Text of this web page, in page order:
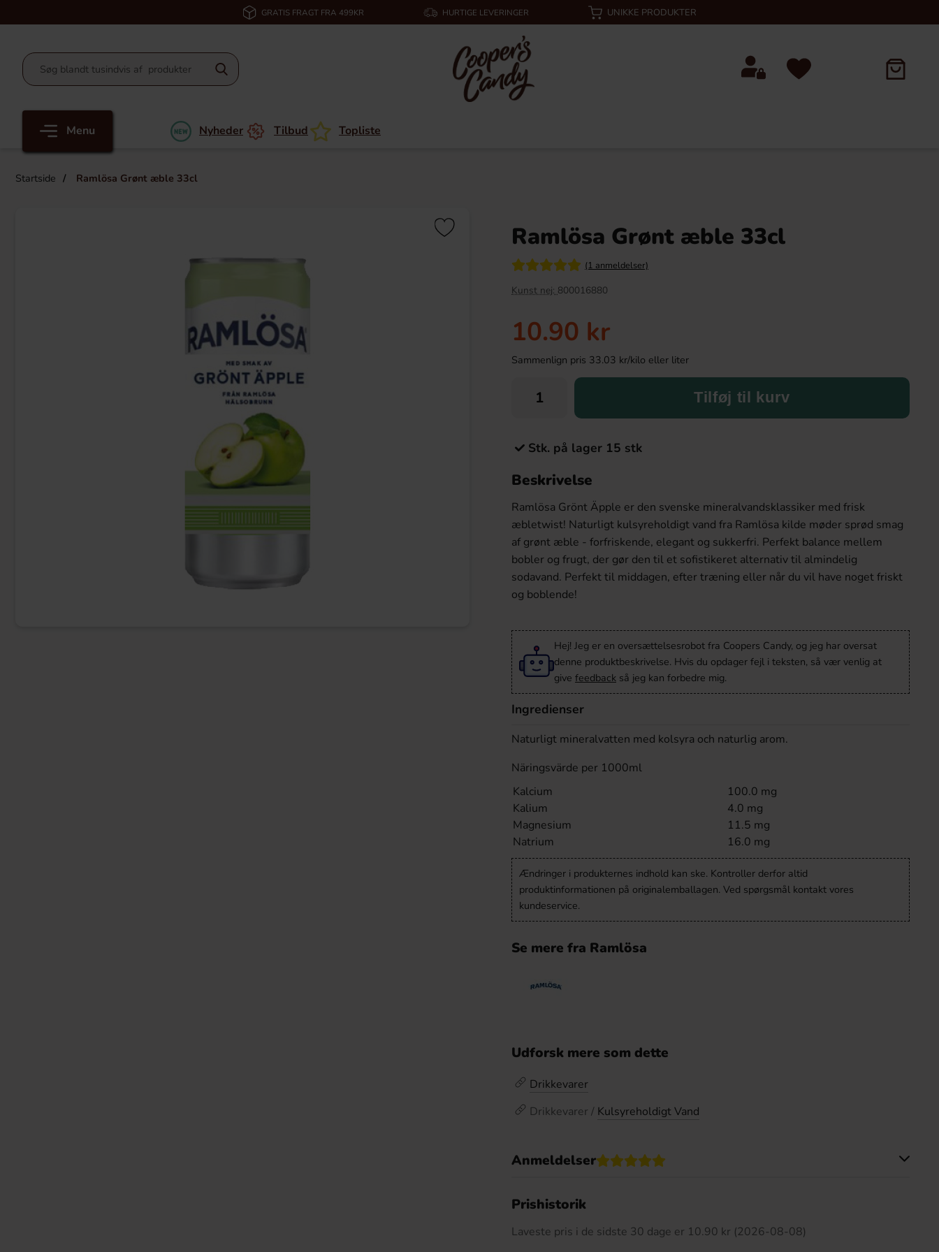
GRATIS FRAGT FRA 499KR HURTIGE LEVERINGER UNIKKE PRODUKTER
Menu Nyheder Tilbud Topliste
Startside Ramlösa Grønt æble 33cl
Ramlösa Grønt æble 33cl
(1 anmeldelser)
Kunst nej: 800016880
10.90 kr
Sammenlign pris 33.03 kr/kilo eller liter
Tilføj til kurv
Stk. på lager 15 stk
Beskrivelse
Ramlösa Grönt Äpple er den svenske mineralvandsklassiker med frisk
æbletwist! Naturligt kulsyreholdigt vand fra Ramlösa kilde møder sprød smag
af grønt æble - forfriskende, elegant og sukkerfri. Perfekt balance mellem
bobler og frugt, der gør den til et sofistikeret alternativ til almindelig
sodavand. Perfekt til middagen, efter træning eller når du vil have noget friskt
og boblende!
Hej! Jeg er en oversættelsesrobot fra Coopers Candy, og jeg har oversat
denne produktbeskrivelse. Hvis du opdager fejl i teksten, så vær venlig at
give feedback så jeg kan forbedre mig.
Ingredienser
Naturligt mineralvatten med kolsyra och naturlig arom.
Näringsvärde per 1000ml
Kalcium
100.0 mg
Kalium
4.0 mg
Magnesium
11.5 mg
Natrium
16.0 mg
Ændringer i produkternes indhold kan ske. Kontroller derfor altid
produktinformationen på originalemballagen. Ved spørgsmål kontakt vores
kundeservice.
Se mere fra Ramlösa
Udforsk mere som dette
Drikkevarer
Drikkevarer / Kulsyreholdigt Vand
Anmeldelser
Prishistorik
Laveste pris i de sidste 30 dage er 10.90 kr (2026-08-08)